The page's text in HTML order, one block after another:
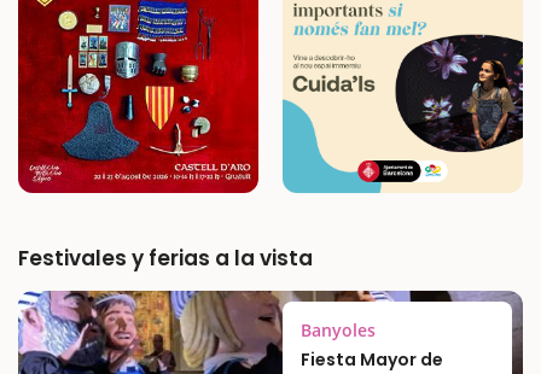
Festivales y ferias a la vista
Banyoles
Fiesta Mayor de